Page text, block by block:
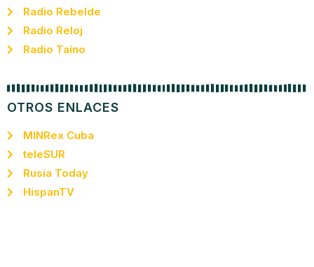
Radio Rebelde
Radio Reloj
Radio Taíno
OTROS ENLACES
MINRex Cuba
teleSUR
Rusia Today
HispanTV